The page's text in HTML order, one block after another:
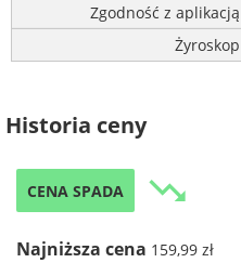
Zgodność z aplikacją
Żyroskop
Historia ceny
CENA SPADA trending_down
Najniższa cena 159,99 zł